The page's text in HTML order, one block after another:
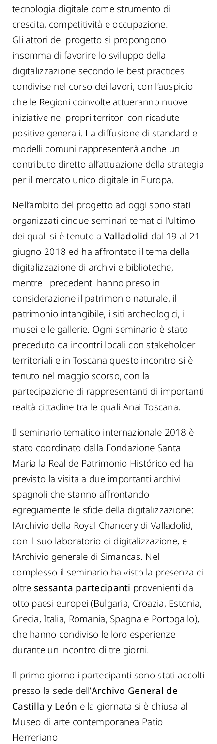
tecnologia digitale come strumento di
crescita, competitività e occupazione.
Gli attori del progetto si propongono
insomma di favorire lo sviluppo della
digitalizzazione secondo le best practices
condivise nel corso dei lavori, con l’auspicio
che le Regioni coinvolte attueranno nuove
iniziative nei propri territori con ricadute
positive generali. La diffusione di standard e
modelli comuni rappresenterà anche un
contributo diretto all’attuazione della strategia
per il mercato unico digitale in Europa.
Nell’ambito del progetto ad oggi sono stati
organizzati cinque seminari tematici l’ultimo
dei quali si è tenuto a Valladolid dal 19 al 21
giugno 2018 ed ha affrontato il tema della
digitalizzazione di archivi e biblioteche,
mentre i precedenti hanno preso in
considerazione il patrimonio naturale, il
patrimonio intangibile, i siti archeologici, i
musei e le gallerie. Ogni seminario è stato
preceduto da incontri locali con stakeholder
territoriali e in Toscana questo incontro si è
tenuto nel maggio scorso, con la
partecipazione di rappresentanti di importanti
realtà cittadine tra le quali Anai Toscana.
Il seminario tematico internazionale 2018 è
stato coordinato dalla Fondazione Santa
Maria la Real de Patrimonio Histórico ed ha
previsto la visita a due importanti archivi
spagnoli che stanno affrontando
egregiamente le sfide della digitalizzazione:
l’Archivio della Royal Chancery di Valladolid,
con il suo laboratorio di digitalizzazione, e
l’Archivio generale di Simancas. Nel
complesso il seminario ha visto la presenza di
oltre sessanta partecipanti provenienti da
otto paesi europei (Bulgaria, Croazia, Estonia,
Grecia, Italia, Romania, Spagna e Portogallo),
che hanno condiviso le loro esperienze
durante un incontro di tre giorni.
Il primo giorno i partecipanti sono stati accolti
presso la sede dell’Archivo General de
Castilla y León e la giornata si è chiusa al
Museo di arte contemporanea Patio
Herreriano